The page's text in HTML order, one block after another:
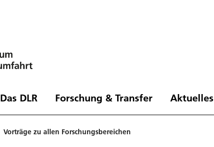
Das DLR Forschung & Transfer Aktuelles
Vorträge zu allen Forschungsbereichen